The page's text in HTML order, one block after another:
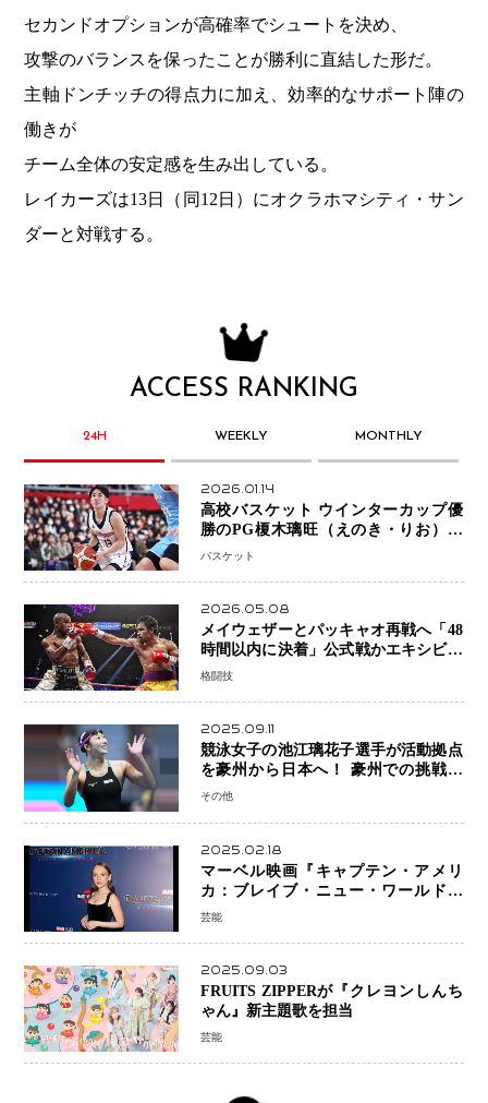
セカンドオプションが高確率でシュートを決め、
攻撃のバランスを保ったことが勝利に直結した形だ。
主軸ドンチッチの得点力に加え、効率的なサポート陣の
働きが
チーム全体の安定感を生み出している。
レイカーズは13日（同12日）にオクラホマシティ・サン
ダーと対戦する。
ACCESS RANKING
24H WEEKLY MONTHLY
2026.01.14
高校バスケット ウインターカップ優
勝のPG榎木璃旺（えのき・りお）が
プロの現場へ―。
バスケット
2026.05.08
メイウェザーとパッキャオ再戦へ「48
時間以内に決着」公式戦かエキシビシ
ョンか混迷続く
格闘技
2025.09.11
競泳女子の池江璃花子選手が活動拠点
を豪州から日本へ！ 豪州での挑戦を
糧に、28年ロサンゼルス五輪へ再始動
その他
2025.02.18
マーベル映画『キャプテン・アメリ
カ：ブレイブ・ニュー・ワールド』
新ブラック・ウィドウ役のシラ・ハー
芸能
2025.09.03
FRUITS ZIPPERが『クレヨンしんち
ゃん』新主題歌を担当
芸能